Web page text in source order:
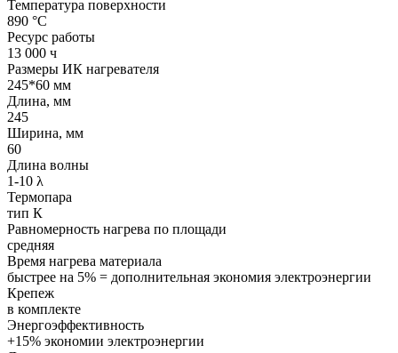
Температура поверхности
890 °С
Ресурс работы
13 000 ч
Размеры ИК нагревателя
245*60 мм
Длина, мм
245
Ширина, мм
60
Длина волны
1-10 λ
Термопара
тип К
Равномерность нагрева по площади
средняя
Время нагрева материала
быстрее на 5% = дополнительная экономия электроэнергии
Крепеж
в комплекте
Энергоэффективность
+15% экономии электроэнергии